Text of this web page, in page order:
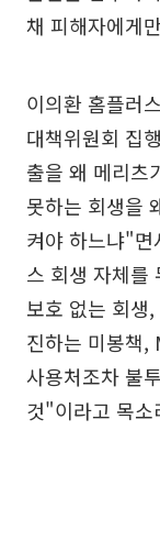
채 피해자에게
이의환 홈플러
대책위원회 집
출을 왜 메리츠
못하는 회생을
켜야 하느냐"면
스 회생 자체를
보호 없는 회생
진하는 미봉책,
사용처조차 불
것"이라고 목소